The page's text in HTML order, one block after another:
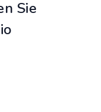
Sie